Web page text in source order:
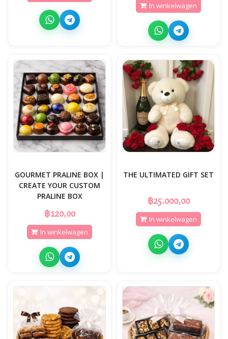
In winkelwagen
GOURMET PRALINE BOX |
CREATE YOUR CUSTOM
PRALINE BOX
฿120,00
In winkelwagen
THE ULTIMATED GIFT SET
฿25.000,00
In winkelwagen